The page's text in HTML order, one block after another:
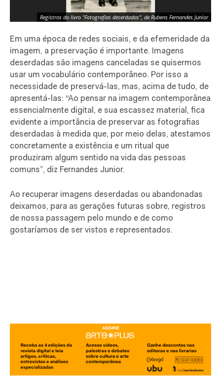
Registros do livro "Fotografias deserdadas", de Rubens Fernandes Junior
Em uma época de redes sociais, e da efemeridade da
imagem, a preservação é importante. Imagens
deserdadas são imagens canceladas se quisermos
usar um vocabulário contemporâneo. Por isso a
necessidade de preservá-las, mas, acima de tudo, de
apresentá-las: “Ao pensar na imagem contemporânea
essencialmente digital, e sua escassez material, fica
evidente a importância de preservar as fotografias
deserdadas à medida que, por meio delas, atestamos
concretamente a existência e um ritual que
produziram algum sentido na vida das pessoas
comuns”, diz Fernandes Junior.
Ao recuperar imagens deserdadas ou abandonadas
deixamos, para as gerações futuras sobre, registros
de nossa passagem pelo mundo e de como
gostaríamos de ser vistos e representados.